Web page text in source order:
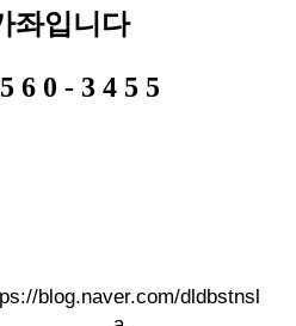
좌입니다
6 0 - 3 4 5 5
blog.naver.com/dldbstnsl